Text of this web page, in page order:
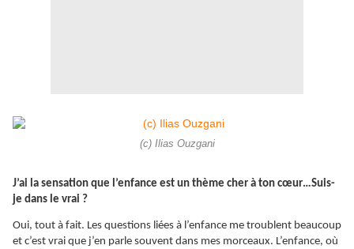
(c) Ilias Ouzgani
J’ai la sensation que l’enfance est un thème cher à ton cœur…Suis-
je dans le vrai ?
Oui, tout à fait. Les questions liées à l’enfance me troublent beaucoup
et c’est vrai que j’en parle souvent dans mes morceaux. L’enfance, où